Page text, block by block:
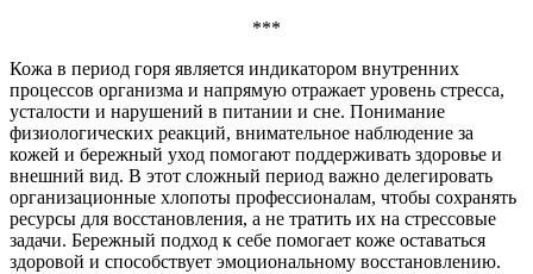
***
Кожа в период горя является индикатором внутренних
процессов организма и напрямую отражает уровень стресса,
усталости и нарушений в питании и сне. Понимание
физиологических реакций, внимательное наблюдение за
кожей и бережный уход помогают поддерживать здоровье и
внешний вид. В этот сложный период важно делегировать
организационные хлопоты профессионалам, чтобы сохранять
ресурсы для восстановления, а не тратить их на стрессовые
задачи. Бережный подход к себе помогает коже оставаться
здоровой и способствует эмоциональному восстановлению.